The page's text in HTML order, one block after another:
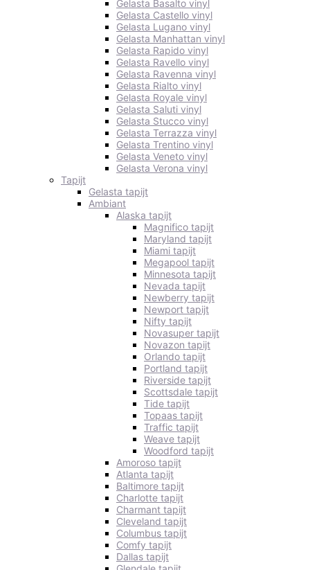
Gelasta Basalto vinyl
Gelasta Castello vinyl
Gelasta Lugano vinyl
Gelasta Manhattan vinyl
Gelasta Rapido vinyl
Gelasta Ravello vinyl
Gelasta Ravenna vinyl
Gelasta Rialto vinyl
Gelasta Royale vinyl
Gelasta Saluti vinyl
Gelasta Stucco vinyl
Gelasta Terrazza vinyl
Gelasta Trentino vinyl
Gelasta Veneto vinyl
Gelasta Verona vinyl
Tapijt
Gelasta tapijt
Ambiant
Alaska tapijt
Magnifico tapijt
Maryland tapijt
Miami tapijt
Megapool tapijt
Minnesota tapijt
Nevada tapijt
Newberry tapijt
Newport tapijt
Nifty tapijt
Novasuper tapijt
Novazon tapijt
Orlando tapijt
Portland tapijt
Riverside tapijt
Scottsdale tapijt
Tide tapijt
Topaas tapijt
Traffic tapijt
Weave tapijt
Woodford tapijt
Amoroso tapijt
Atlanta tapijt
Baltimore tapijt
Charlotte tapijt
Charmant tapijt
Cleveland tapijt
Columbus tapijt
Comfy tapijt
Dallas tapijt